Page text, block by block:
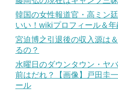
韓国の女性報道官・高ミン
いい！wikiプロフィール＆年
宮迫博之引退後の収入源は
るの？
水曜日のダウンタウン・ヤ
前はだれ？【画像】戸田圭
ール